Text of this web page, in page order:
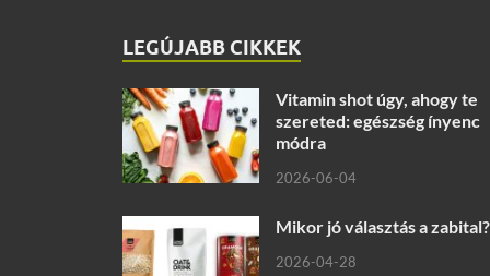
LEGÚJABB CIKKEK
Vitamin shot úgy, ahogy te
szereted: egészség ínyenc
módra
2026-06-04
Mikor jó választás a zabital?
2026-04-28